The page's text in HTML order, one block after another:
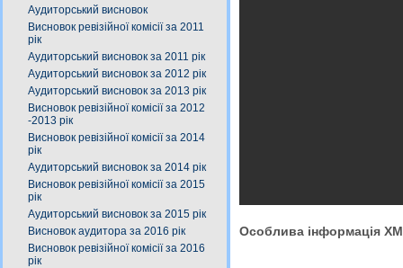
Аудиторський висновок
Висновок ревізійної комісії за 2011
рік
Аудиторський висновок за 2011 рік
Аудиторський висновок за 2012 рік
Аудиторський висновок за 2013 рік
Висновок ревізійної комісії за 2012
-2013 рік
Висновок ревізійної комісії за 2014
рік
Аудиторський висновок за 2014 рік
Висновок ревізійної комісії за 2015
рік
Аудиторський висновок за 2015 рік
Висновок аудитора за 2016 рік
Висновок ревізійної комісії за 2016
рік
Особлива інформація